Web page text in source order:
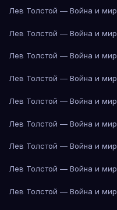
Лев Толстой — Война и мир
Лев Толстой — Война и мир
Лев Толстой — Война и мир
Лев Толстой — Война и мир
Лев Толстой — Война и мир
Лев Толстой — Война и мир
Лев Толстой — Война и мир
Лев Толстой — Война и мир
Лев Толстой — Война и мир